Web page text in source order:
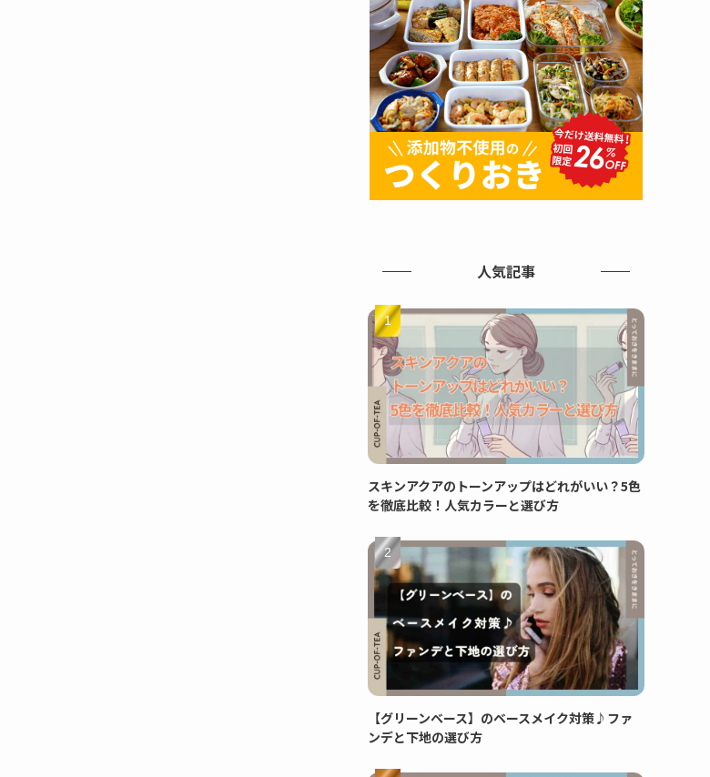
人気記事
スキンアクアのトーンアップはどれがいい？5色
を徹底比較！人気カラーと選び方
【グリーンベース】のベースメイク対策♪ファ
ンデと下地の選び方